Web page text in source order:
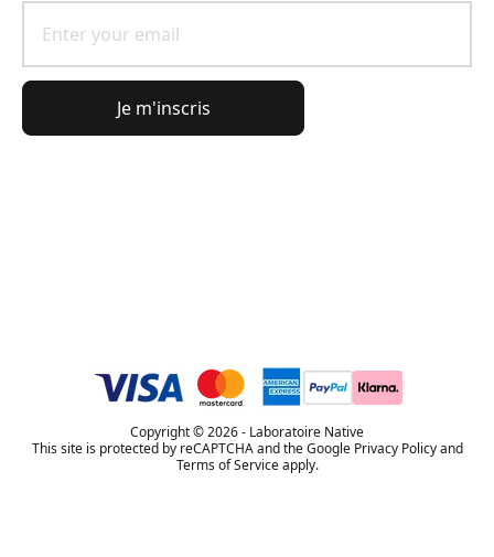
Je m'inscris
Copyright © 2026 - Laboratoire Native
This site is protected by reCAPTCHA and the Google Privacy Policy and
Terms of Service apply.